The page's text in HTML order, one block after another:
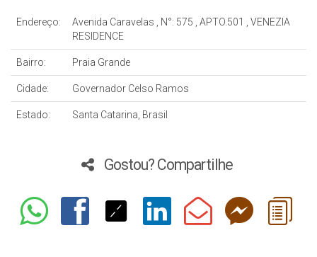
Endereço: Avenida Caravelas , N°: 575 , APTO.501 , VENEZIA
RESIDENCE
Bairro: Praia Grande
Cidade: Governador Celso Ramos
Estado: Santa Catarina, Brasil
Gostou? Compartilhe